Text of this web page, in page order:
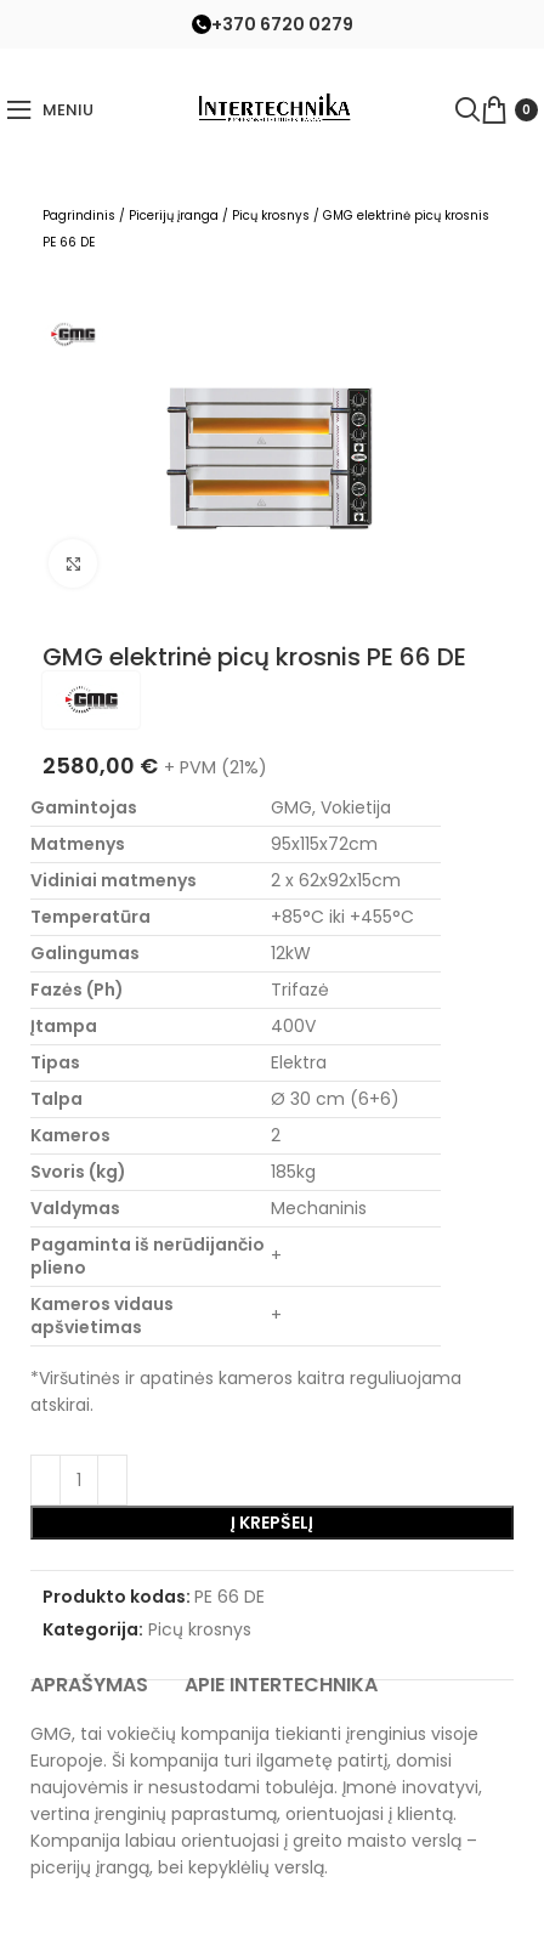
+370 6720 0279
MENIU 0
Pagrindinis / Picerijų įranga / Picų krosnys / GMG elektrinė picų krosnis
PE 66 DE
GMG elektrinė picų krosnis PE 66 DE
2580,00 € + PVM (21%)
Gamintojas
GMG, Vokietija
Matmenys
95x115x72cm
Vidiniai matmenys
2 x 62x92x15cm
Temperatūra
+85°C iki +455°C
Galingumas
12kW
Fazės (Ph)
Trifazė
Įtampa
400V
Tipas
Elektra
Talpa
Ø 30 cm (6+6)
Kameros
2
Svoris (kg)
185kg
Valdymas
Mechaninis
Pagaminta iš nerūdijančio
plieno
+
Kameros vidaus
apšvietimas
+
*Viršutinės ir apatinės kameros kaitra reguliuojama
atskirai.
Į KREPŠELĮ
Produkto kodas: PE 66 DE
Kategorija: Picų krosnys
APRAŠYMAS APIE INTERTECHNIKA
GMG, tai vokiečių kompanija tiekianti įrenginius visoje
Europoje. Ši kompanija turi ilgametę patirtį, domisi
naujovėmis ir nesustodami tobulėja. Įmonė inovatyvi,
vertina įrenginių paprastumą, orientuojasi į klientą.
Kompanija labiau orientuojasi į greito maisto verslą –
picerijų įrangą, bei kepyklėlių verslą.